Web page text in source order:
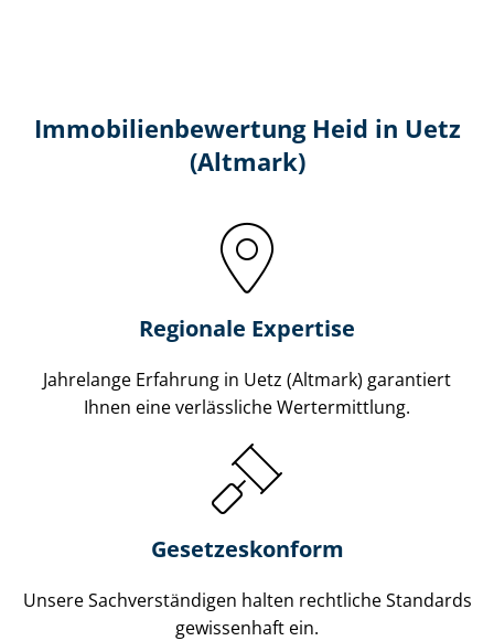
Immobilien­bewertung Heid in Uetz
(Altmark)
Regionale Expertise
Jahrelange Erfahrung in Uetz (Altmark) garantiert
Ihnen eine verlässliche Wertermittlung.
Gesetzes­konform
Unsere Sach­ver­stän­di­gen halten rechtliche Standards
gewissenhaft ein.